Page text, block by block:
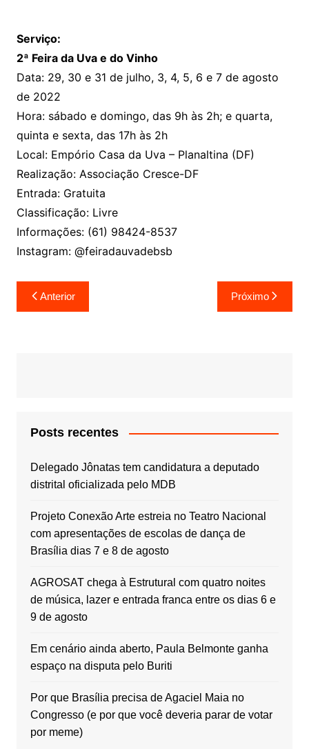
Serviço:
2ª Feira da Uva e do Vinho
Data: 29, 30 e 31 de julho, 3, 4, 5, 6 e 7 de agosto
de 2022
Hora: sábado e domingo, das 9h às 2h; e quarta,
quinta e sexta, das 17h às 2h
Local: Empório Casa da Uva – Planaltina (DF)
Realização: Associação Cresce-DF
Entrada: Gratuita
Classificação: Livre
Informações: (61) 98424-8537
Instagram: @feiradauvadebsb
Navegação
de
Anterior Próximo
Posts recentes
Delegado Jônatas tem candidatura a deputado
distrital oficializada pelo MDB
Projeto Conexão Arte estreia no Teatro Nacional
com apresentações de escolas de dança de
Brasília dias 7 e 8 de agosto
AGROSAT chega à Estrutural com quatro noites
de música, lazer e entrada franca entre os dias 6 e
9 de agosto
Em cenário ainda aberto, Paula Belmonte ganha
espaço na disputa pelo Buriti
Por que Brasília precisa de Agaciel Maia no
Congresso (e por que você deveria parar de votar
por meme)